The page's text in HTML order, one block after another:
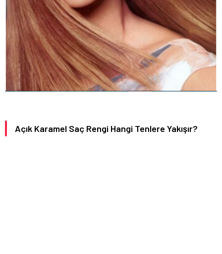
Açık Karamel Saç Rengi Hangi Tenlere Yakışır?